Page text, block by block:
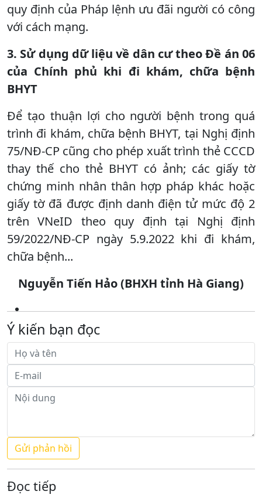
quy định của Pháp lệnh ưu đãi người có công
với cách mạng.
3. Sử dụng dữ liệu về dân cư theo Đề án 06
của Chính phủ khi đi khám, chữa bệnh
BHYT
Để tạo thuận lợi cho người bệnh trong quá
trình đi khám, chữa bệnh BHYT, tại Nghị định
75/NĐ-CP cũng cho phép xuất trình thẻ CCCD
thay thế cho thẻ BHYT có ảnh; các giấy tờ
chứng minh nhân thân hợp pháp khác hoặc
giấy tờ đã được định danh điện tử mức độ 2
trên VNeID theo quy định tại Nghị định
59/2022/NĐ-CP ngày 5.9.2022 khi đi khám,
chữa bệnh...
Nguyễn Tiến Hảo (BHXH tỉnh Hà Giang)
Ý kiến bạn đọc
Đọc tiếp